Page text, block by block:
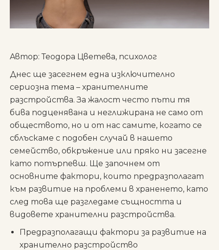
Aвтор: Теодора Цветева, психолог
Днес ще засегнем една изключително
сериозна тема – хранителните
разстройства. За жалост често пъти тя
бива подценявана и неглижирана не само от
обществото, но и от нас самите, когато се
сблъскаме с подобен случай в нашето
семейство, обкръжение или пряко ни засегне
като потърпевш. Ще започнем от
основните фактори, които предразполагат
към развитие на проблеми в храненето, като
след това ще разгледаме същността и
видовете хранителни разстройства.
Предразполагащи фактори за развитие на
хранително разстройство